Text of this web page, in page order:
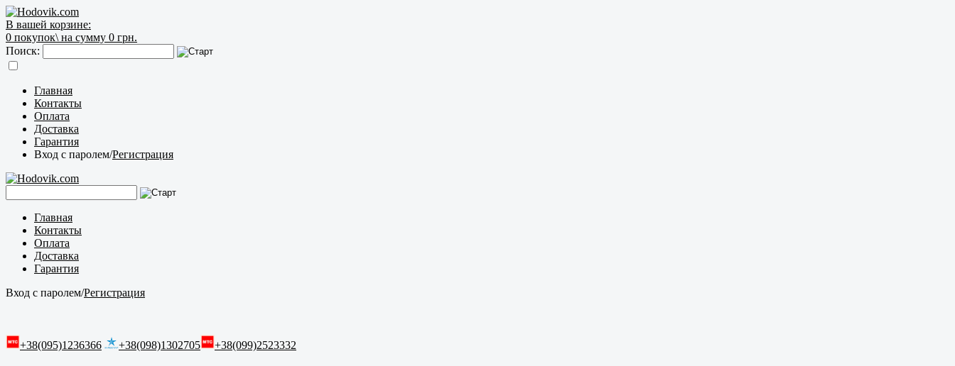
В вашей корзине:
0 покупок\ на сумму 0 грн.
Поиск:
Главная
Контакты
Оплата
Доставка
Гарантия
Вход с паролем/Регистрация
Главная
Контакты
Оплата
Доставка
Гарантия
Вход с паролем/Регистрация
+38(095)1236366 +38(098)1302705 +38(099)2523332